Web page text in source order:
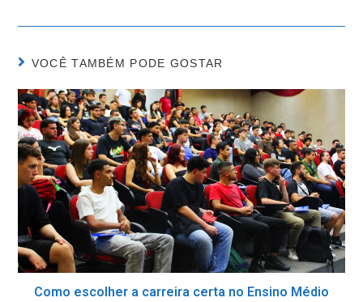
VOCÊ TAMBÉM PODE GOSTAR
Como escolher a carreira certa no Ensino Médio